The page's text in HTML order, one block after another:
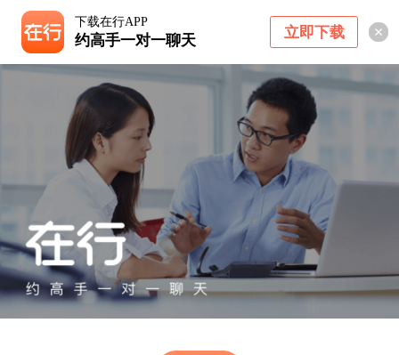
下载在行APP
约高手一对一聊天 立即下载